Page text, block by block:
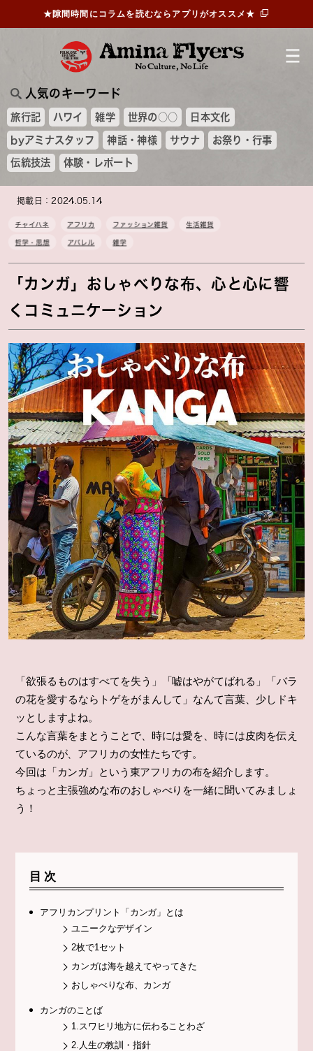
人気のキーワード
旅行記 ハワイ 雑学 世界の○○ 日本文化
byアミナスタッフ 神話・神様 サウナ お祭り・行事
伝統技法 体験・レポート
★隙間時間にコラムを読むならアプリがオススメ★
掲載日：2024.05.14
チャイハネ アフリカ ファッション雑貨 生活雑貨
哲学・思想 アパレル 雑学
「カンガ」おしゃべりな布、心と心に響
くコミュニケーション
「欲張るものはすべてを失う」「嘘はやがてばれる」「バラ
の花を愛するならトゲをがまんして」なんて言葉、少しドキ
ッとしますよね。
こんな言葉をまとうことで、時には愛を、時には皮肉を伝え
ているのが、アフリカの女性たちです。
今回は「カンガ」という東アフリカの布を紹介します。
ちょっと主張強めな布のおしゃべりを一緒に聞いてみましょ
う！
目次
アフリカンプリント「カンガ」とは
ユニークなデザイン
2枚で1セット
カンガは海を越えてやってきた
おしゃべりな布、カンガ
カンガのことば
1.スワヒリ地方に伝わることわざ
2.人生の教訓・指針